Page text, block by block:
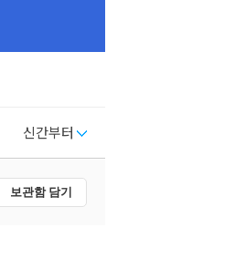
신간부터
보관함 담기